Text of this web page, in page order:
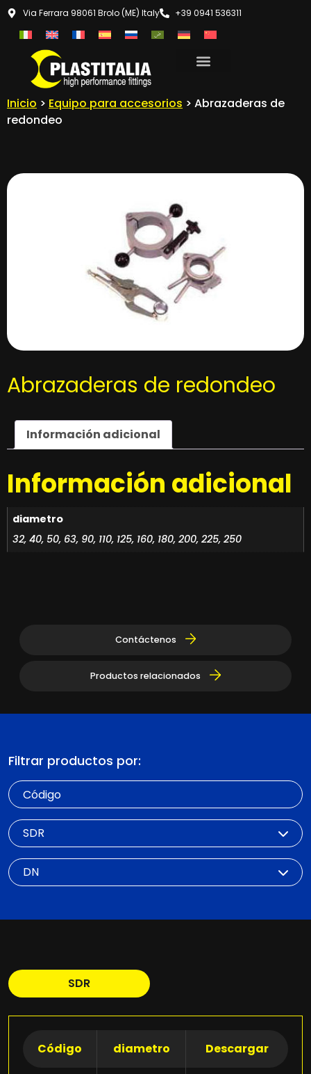
Via Ferrara 98061 Brolo (ME) Italy +39 0941 536311
Inicio > Equipo para accesorios > Abrazaderas de
redondeo
Abrazaderas de redondeo
Información adicional
Información adicional
diametro
32, 40, 50, 63, 90, 110, 125, 160, 180, 200, 225, 250
Contáctenos
Productos relacionados
Filtrar productos por:
Código
SDR
DN
SDR
Código diametro Descargar